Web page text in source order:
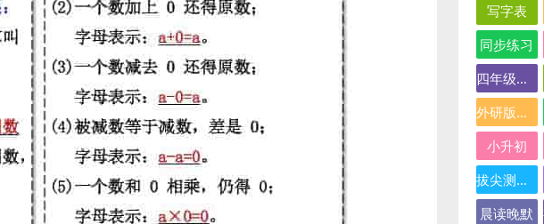
写字表
同步练习
四年级数学
外研版三起点
小升初
拔尖测试卷
晨读晚默